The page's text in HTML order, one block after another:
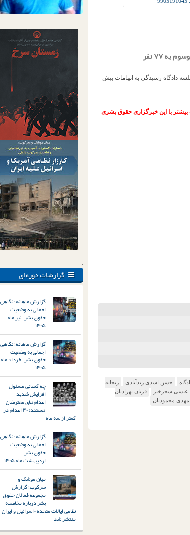
.
گزارشات دوره ای
گزارش ماهانه؛ نگاهی
اجمالی به وضعیت
حقوق بشر – تیر ماه
۱۴۰۵
گزارش ماهانه؛ نگاهی
اجمالی به وضعیت
حقوق بشر – خرداد ماه
۱۴۰۵
چه کسانی مسئول
افزایش شدید
اعدام‌های معترضان
هستند؛ ۴۰ اعدام در
کمتر از سه ماه
گزارش ماهانه؛ نگاهی
اجمالی به وضعیت
حقوق بشر –
اردیبهشت ماه ۱۴۰۵
میان موشک و
سرکوب؛ گزارش
مجموعه فعالان حقوق
بشر درباره مخاصمه
نظامی ایالات متحده-اسرائیل و ایران
منتشر شد
۷۷ نفر
دادگاه رسیدگی به اتهامات بیش
بیشتر با این خبرگزاری حقوق بشری
حسن اسدی زیدآبادی
ریحانه
عیسی سحرخیز
قربان بهزادیان
مهدی محمودیان